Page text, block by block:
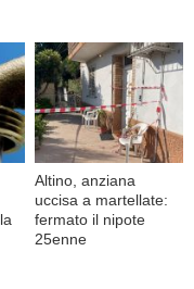
Altino, anziana
uccisa a martellate:
fermato il nipote
25enne